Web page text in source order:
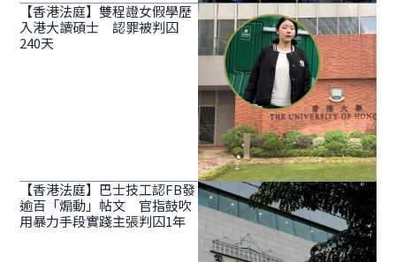
【香港法庭】雙程證女假學歷
入港大讀碩士 認罪被判囚
240天
【香港法庭】巴士技工認FB發
逾百「煽動」帖文 官指鼓吹
用暴力手段實踐主張判囚1年